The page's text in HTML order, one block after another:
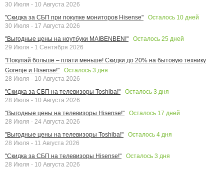
30 Июля - 10 Августа 2026
"Скидка за СБП при покупке мониторов Hisense"
Осталось 10 дней
30 Июля - 17 Августа 2026
"Выгодные цены на ноутбуки MAIBENBEN!"
Осталось 25 дней
29 Июля - 1 Сентября 2026
"Покупай больше – плати меньше! Скидки до 20% на бытовую технику
Gorenje и Hisense!"
Осталось 3 дня
28 Июля - 10 Августа 2026
"Скидка за СБП на телевизоры Toshiba!"
Осталось 3 дня
28 Июля - 10 Августа 2026
"Выгодные цены на телевизоры Hisense!"
Осталось 17 дней
28 Июля - 24 Августа 2026
"Выгодные цены на телевизоры Toshiba!"
Осталось 4 дня
28 Июля - 11 Августа 2026
"Скидка за СБП на телевизоры Hisense!"
Осталось 3 дня
28 Июля - 10 Августа 2026